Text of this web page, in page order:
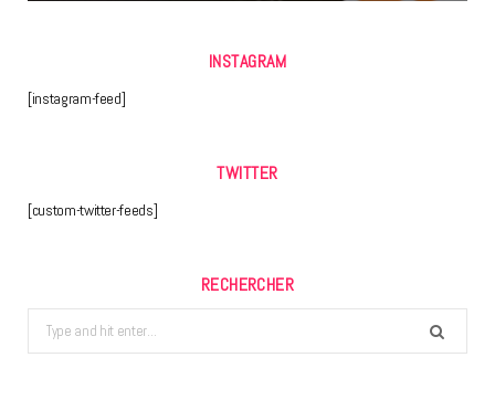
INSTAGRAM
[instagram-feed]
TWITTER
[custom-twitter-feeds]
RECHERCHER
Search
for: